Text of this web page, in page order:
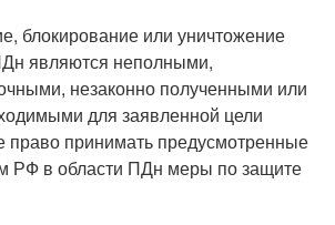
блокирование или уничтожение
являются неполными,
незаконно полученными или
для заявленной цели
право принимать предусмотренные
РФ в области ПДн меры по защите